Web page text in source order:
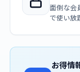
面倒な会
で使い放
お得情